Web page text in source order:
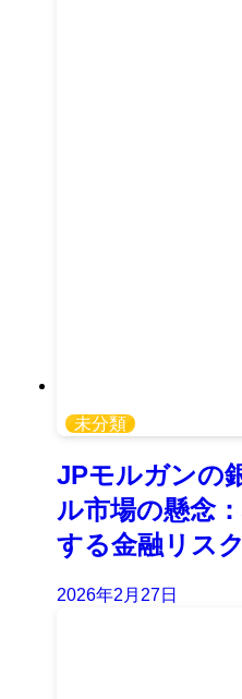
未分類
JPモルガンの
ル市場の懸念
する金融リス
2026年2月27日